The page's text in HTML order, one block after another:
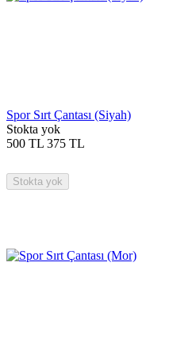
Spor Sırt Çantası (Siyah)
Stokta yok
500 TL 375 TL
Stokta yok